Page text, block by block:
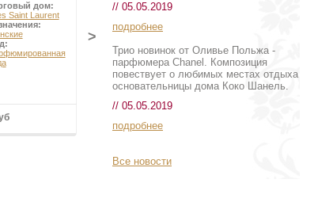
дом:
Saint Laurent
Вид:
Парфюмерные
наборы
>
// 05.05.2019
подробнее
Трио новинок от Оливье Польжа -
парфюмера Chanel. Композиция
повествует о любимых местах отдыха
основательницы дома Коко Шанель.
// 05.05.2019
подробнее
Все новости